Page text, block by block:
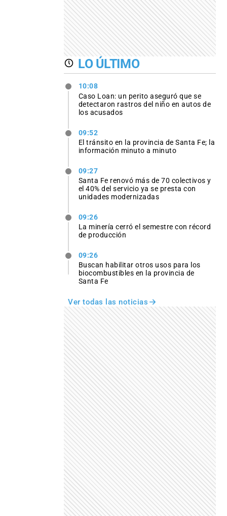
LO ÚLTIMO
10:08
Caso Loan: un perito aseguró que se
detectaron rastros del niño en autos de
los acusados
09:52
El tránsito en la provincia de Santa Fe; la
información minuto a minuto
09:27
Santa Fe renovó más de 70 colectivos y
el 40% del servicio ya se presta con
unidades modernizadas
09:26
La minería cerró el semestre con récord
de producción
09:26
Buscan habilitar otros usos para los
biocombustibles en la provincia de
Santa Fe
Ver todas las noticias